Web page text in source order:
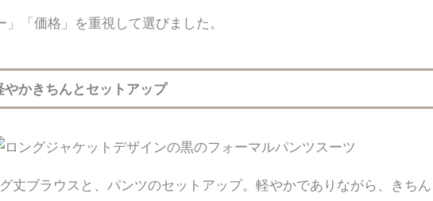
「価格」を重視して選びました。
かきちんとセットアップ
丈ブラウスと、パンツのセットアップ。軽やかでありながら、きち